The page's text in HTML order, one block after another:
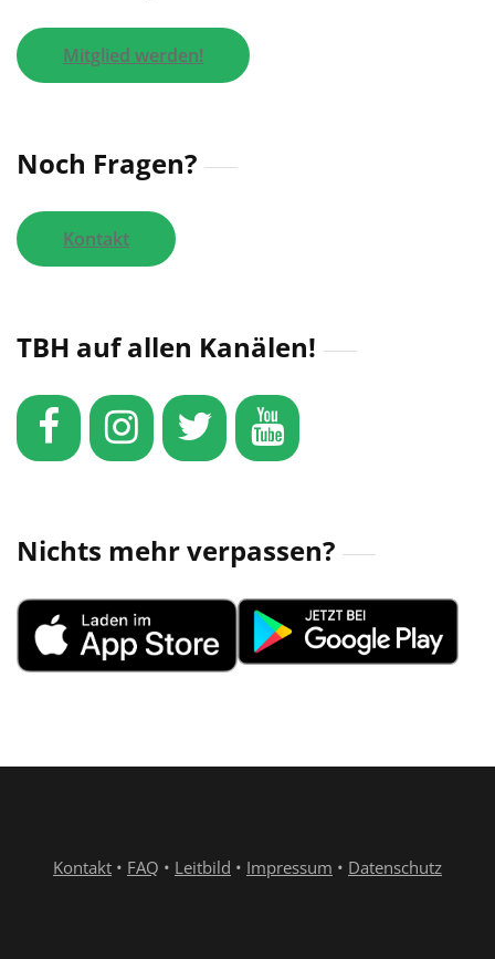
Mitglied werden!
Noch Fragen?
Kontakt
TBH auf allen Kanälen!
Nichts mehr verpassen?
Kontakt • FAQ • Leitbild • Impressum • Datenschutz